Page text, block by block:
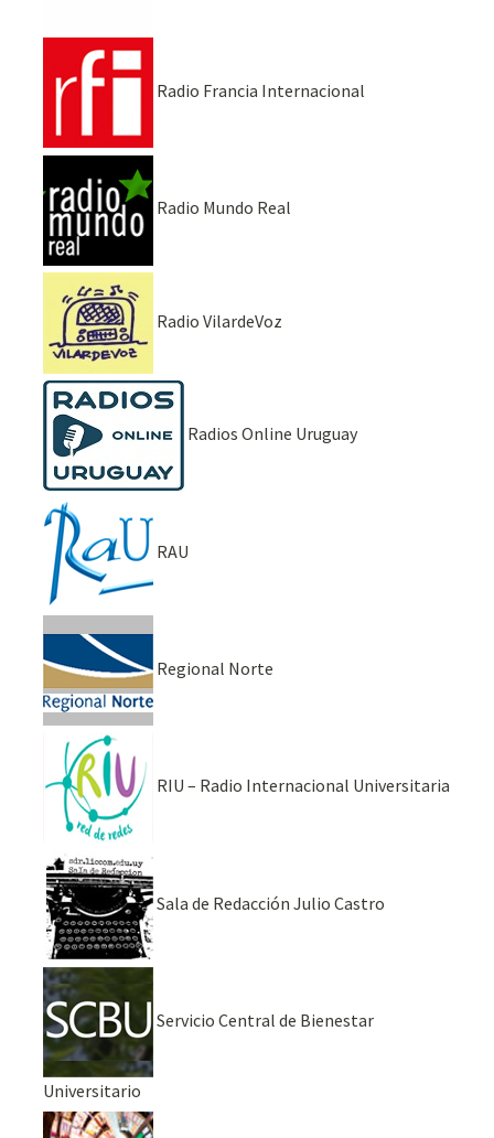
Radio Francia Internacional
Radio Mundo Real
Radio VilardeVoz
Radios Online Uruguay
RAU
Regional Norte
RIU – Radio Internacional Universitaria
Sala de Redacción Julio Castro
Servicio Central de Bienestar
Universitario